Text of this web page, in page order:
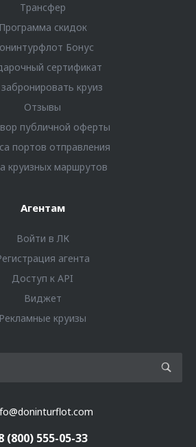
Трансфер
Программа скидок
Бонус
сертификат
забронировать круиз
Отзывы
публичной оферты
портов отправления
круизных маршрутов
Агентам
Войти в ЛК
агента
Доступ к API
Виджет
Рекламные круизы
(800) 555-05-33